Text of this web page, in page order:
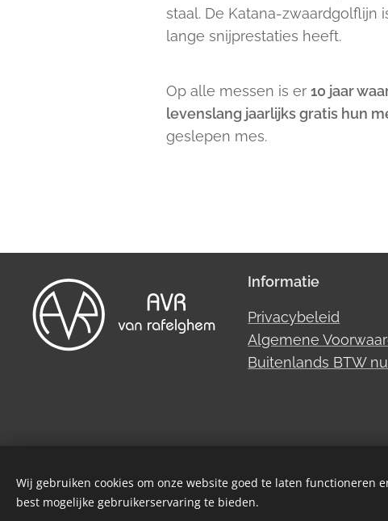
staal. De Katana-zwaardgolflijn
lange snijprestaties heeft.
Op alle messen is er 10 jaar
levenslang jaarlijks gratis hun
geslepen mes.
Informatie
Privacybeleid
Algemene
Buitenlands BTW
Wij gebruiken cookies om onze website goed te laten functioneren
best mogelijke gebruikerservaring te bieden.